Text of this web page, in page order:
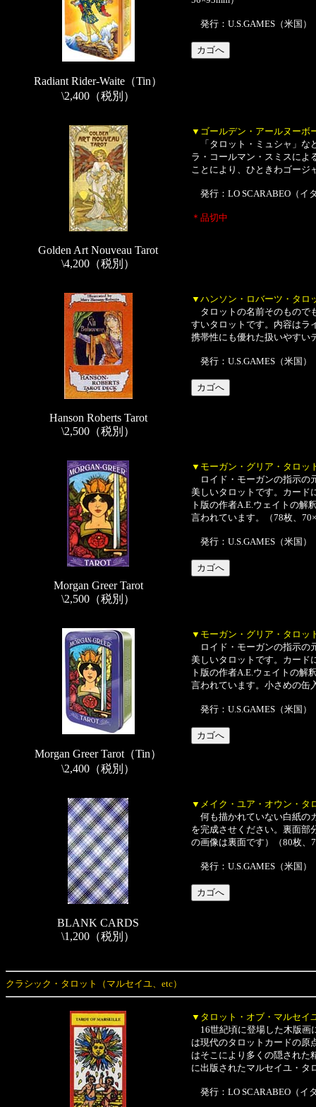
Radiant Rider-Waite（Tin）
\2,400（税別）
発行：U.S.GAMES（米国）
Golden Art Nouveau Tarot
\4,200（税別）
▼ゴールデン・アールヌーボ
「タロット・ミュシャ」な
ラ・コールマン・スミスによ
ことにより、ひときわゴージ
発行：LO SCARABEO（イ
＊品切中
Hanson Roberts Tarot
\2,500（税別）
▼ハンソン・ロバーツ・タロ
タロットの名前そのもので
すいタロットです。内容はラ
携帯性にも優れた扱いやすい
発行：U.S.GAMES（米国）
Morgan Greer Tarot
\2,500（税別）
▼モーガン・グリア・タロッ
ロイド・モーガンの指示の
美しいタロットです。カード
ト版の作者A.E.ウェイトの解
言われています。（78枚、
発行：U.S.GAMES（米国）
Morgan Greer Tarot（Tin）
\2,400（税別）
▼モーガン・グリア・タロッ
ロイド・モーガンの指示の
美しいタロットです。カード
ト版の作者A.E.ウェイトの解
言われています。小さめの缶
発行：U.S.GAMES（米国）
BLANK CARDS
\1,200（税別）
▼メイク・ユア・オウン・タ
何も描かれていない白紙の
を完成させください。裏面部
の画像は裏面です）（80枚、
発行：U.S.GAMES（米国）
クラシック・タロット（マルセイユ、etc）
▼タロット・オブ・マルセイ
16世紀頃に登場した木版画
は現代のタロットカードの原
はそこにより多くの隠された
に出版されたマルセイユ・タ
発行：LO SCARABEO（イ